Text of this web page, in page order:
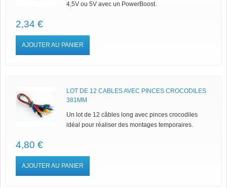
4,5V ou 5V avec un PowerBoost.
2,34 €
AJOUTER AU PANIER
LOT DE 12 CABLES AVEC PINCES CROCODILES
381MM
Un lot de 12 câbles long avec pinces crocodiles
idéal pour réaliser des montages temporaires.
4,80 €
AJOUTER AU PANIER